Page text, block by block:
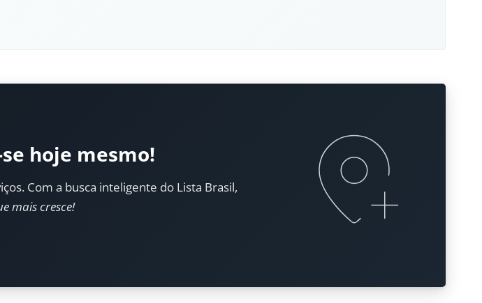
hoje mesmo!
Com a busca inteligente do Lista Brasil,
mais cresce!